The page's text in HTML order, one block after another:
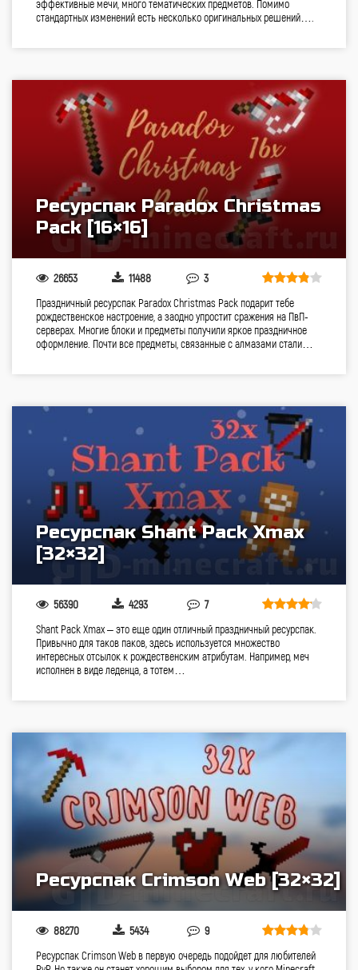
эффективные мечи, много тематических предметов. Помимо
стандартных изменений есть несколько оригинальных решений….
Ресурспак Paradox Christmas
Pack [16×16]
26653 11488 3
Праздничный ресурспак Paradox Christmas Pack подарит тебе
рождественское настроение, а заодно упростит сражения на ПвП-
серверах. Многие блоки и предметы получили яркое праздничное
оформление. Почти все предметы, связанные с алмазами стали…
Ресурспак Shant Pack Xmax
[32×32]
56390 4293 7
Shant Pack Xmax – это еще один отличный праздничный ресурспак.
Привычно для таков паков, здесь используется множество
интересных отсылок к рождественским атрибутам. Например, меч
исполнен в виде леденца, а тотем…
Ресурспак Crimson Web [32×32]
88270 5434 9
Ресурспак Crimson Web в первую очередь подойдет для любителей